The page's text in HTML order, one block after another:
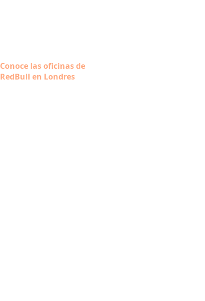
Conoce las oficinas de
RedBull en Londres